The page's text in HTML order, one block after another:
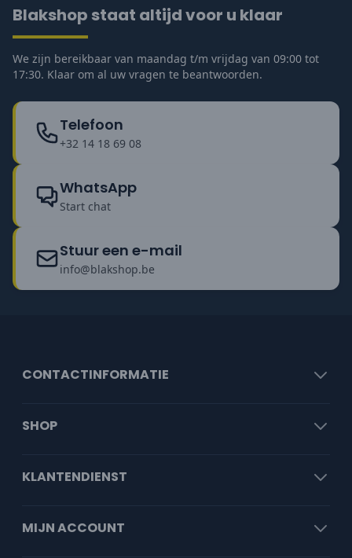
Blakshop staat altijd voor u klaar
We zijn bereikbaar van maandag t/m vrijdag van 09:00 tot
17:30. Klaar om al uw vragen te beantwoorden.
Telefoon
+32 14 18 69 08
WhatsApp
Start chat
Stuur een e-mail
info@blakshop.be
CONTACTINFORMATIE
SHOP
KLANTENDIENST
MIJN ACCOUNT